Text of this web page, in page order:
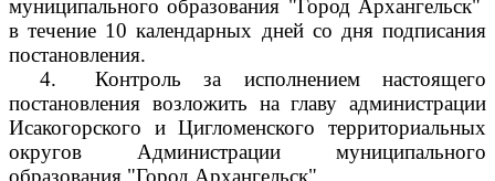
муниципального образования "Город Архангельск"
в течение 10 календарных дней со дня подписания
постановления.
4.
Контроль за исполнением настоящего
постановления возложить на главу администрации
Исакогорского и Цигломенского территориальных
округов Администрации муниципального
образования "Город Архангельск"